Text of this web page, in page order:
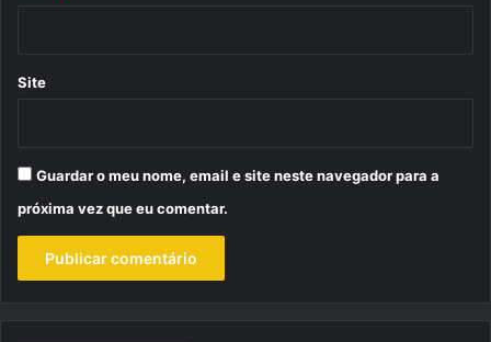
Site
Guardar o meu nome, email e site neste navegador para a
próxima vez que eu comentar.